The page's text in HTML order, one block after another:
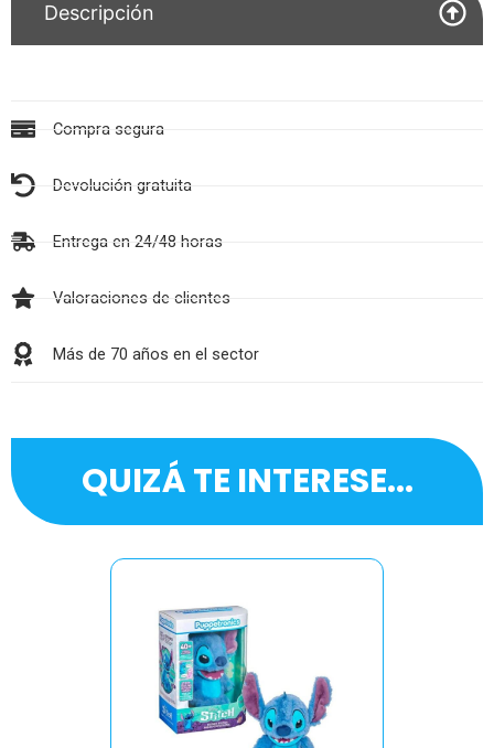
Descripción
Compra segura
Devolución gratuita
Entrega en 24/48 horas
Valoraciones de clientes
Más de 70 años en el sector
QUIZÁ TE INTERESE...